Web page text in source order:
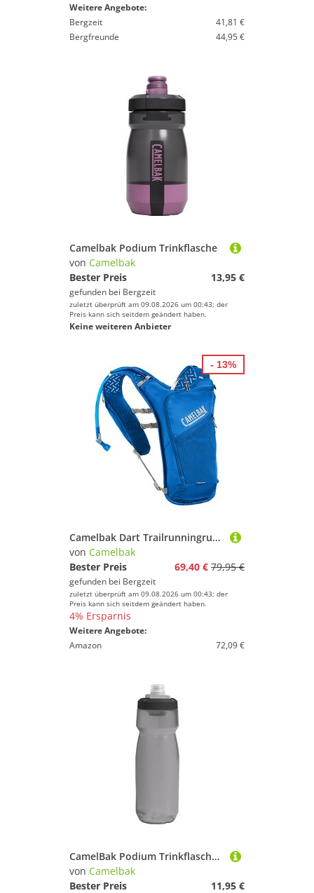
Weitere Angebote:
Bergzeit
41,81 €
Bergfreunde
44,95 €
Camelbak Podium Trinkflasche
von Camelbak
Bester Preis
13,95 €
gefunden bei Bergzeit
zuletzt überprüft am 09.08.2026 um 00:43; der
Preis kann sich seitdem geändert haben.
Keine weiteren Anbieter
Camelbak Dart Trailrunningrucksack
von Camelbak
Bester Preis
69,40 € 79,95 €
gefunden bei Bergzeit
zuletzt überprüft am 09.08.2026 um 00:43; der
Preis kann sich seitdem geändert haben.
4% Ersparnis
Weitere Angebote:
Amazon
72,09 €
- 13%
CamelBak Podium Trinkflasche 620 ml / 710 ml
von Camelbak
Bester Preis
11,95 €